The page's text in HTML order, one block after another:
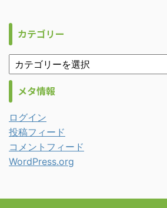
カテゴリー
メタ情報
ログイン
投稿フィード
コメントフィード
WordPress.org